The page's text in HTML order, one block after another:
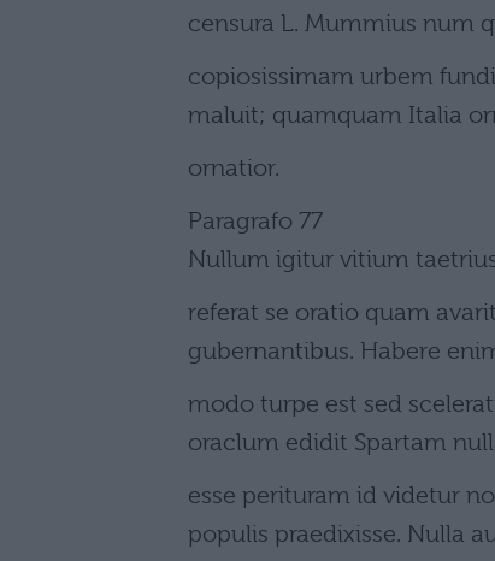
censura L. Mummius num
copiosissimam urbem
maluit; quamquam Italia
ornatior.
Paragrafo 77
Nullum igitur vitium
referat se oratio quam
gubernantibus. Habere
modo turpe est sed
oraclum edidit Spartam
esse perituram id videtur
populis praedixisse. Nulla